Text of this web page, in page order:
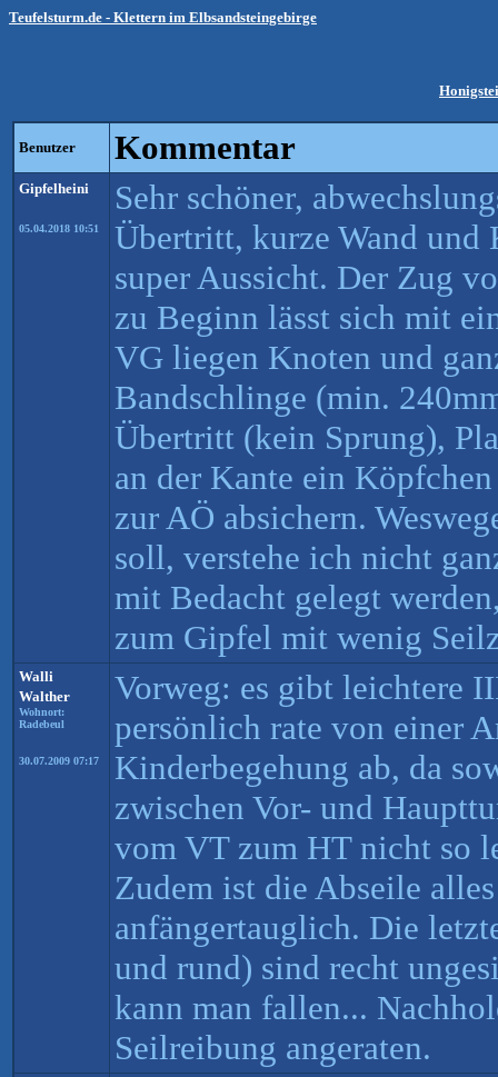
Teufelsturm.de - Klettern im Elbsandsteingebirge
Benutzer Kommentar
Gipfelheini
05.04.2018 10:51
Sehr schöner,
Übertritt, kurze Wand und
super Aussicht. Der Zug
zu Beginn lässt sich mit
VG liegen Knoten und
Bandschlinge (min.
Übertritt (kein Sprung),
an der Kante ein
zur AÖ absichern.
soll, verstehe ich nicht
mit Bedacht gelegt
zum Gipfel mit wenig
Walli
Walther
Wohnort:
Radebeul
30.07.2009 07:17
Vorweg: es gibt leichtere
persönlich rate von einer
Kinderbegehung ab, da
zwischen Vor- und
vom VT zum HT nicht so
Zudem ist die Abseile
anfängertauglich. Die
und rund) sind recht
kann man fallen...
Seilreibung angeraten.